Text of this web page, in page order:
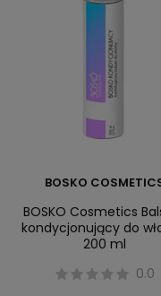
BOSKO
BOSKO Cosmetics
kondycjonujący do
200 ml
0.0